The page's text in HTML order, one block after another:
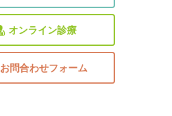
オンライン診療
お問合わせフォーム